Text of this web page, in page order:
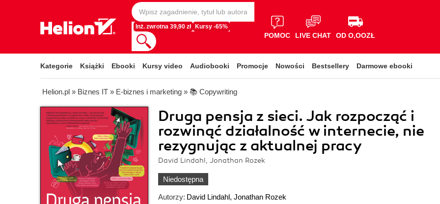
Inż. zwrotna 39,90 zł Kursy -65%
POMOC LIVE CHAT OD O,OOZŁ
Kategorie Książki Ebooki Kursy video Audiobooki Promocje Nowości Bestsellery Darmowe ebooki
Helion.pl » Biznes IT » E-biznes i marketing » 📚 Copywriting
Druga pensja z sieci. Jak rozpocząć i
rozwinąć działalność w internecie, nie
rezygnując z aktualnej pracy
David Lindahl, Jonathan Rozek
Niedostępna
Autorzy: David Lindahl, Jonathan Rozek